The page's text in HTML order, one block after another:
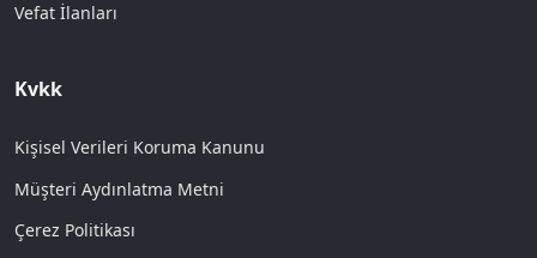
Vefat İlanları
Kvkk
Kişisel Verileri Koruma Kanunu
Müşteri Aydınlatma Metni
Çerez Politikası